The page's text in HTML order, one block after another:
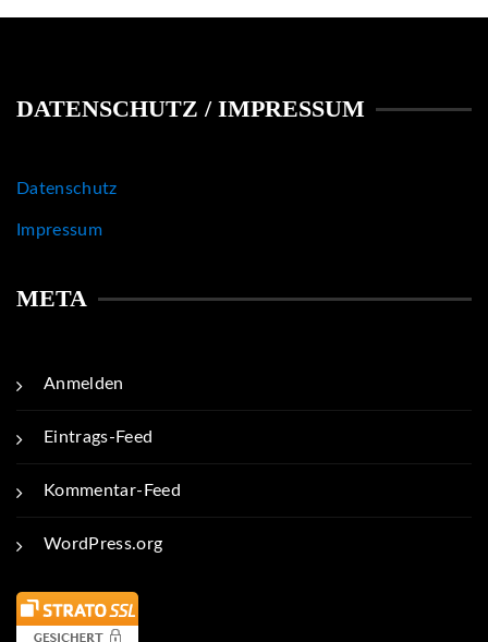
DATENSCHUTZ / IMPRESSUM
Datenschutz
Impressum
META
Anmelden
Eintrags-Feed
Kommentar-Feed
WordPress.org